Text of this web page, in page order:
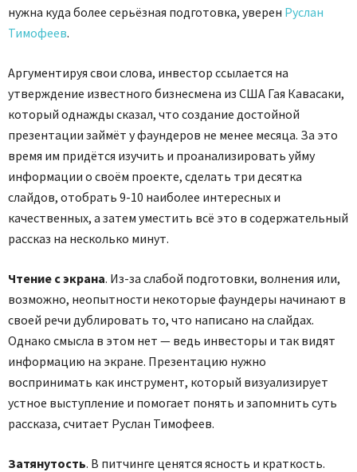
нужна куда более серьёзная подготовка, уверен Руслан
Тимофеев.
Аргументируя свои слова, инвестор ссылается на
утверждение известного бизнесмена из США Гая Кавасаки,
который однажды сказал, что создание достойной
презентации займёт у фаундеров не менее месяца. За это
время им придётся изучить и проанализировать уйму
информации о своём проекте, сделать три десятка
слайдов, отобрать 9-10 наиболее интересных и
качественных, а затем уместить всё это в содержательный
рассказ на несколько минут.
Чтение с экрана. Из-за слабой подготовки, волнения или,
возможно, неопытности некоторые фаундеры начинают в
своей речи дублировать то, что написано на слайдах.
Однако смысла в этом нет — ведь инвесторы и так видят
информацию на экране. Презентацию нужно
воспринимать как инструмент, который визуализирует
устное выступление и помогает понять и запомнить суть
рассказа, считает Руслан Тимофеев.
Затянутость. В питчинге ценятся ясность и краткость.